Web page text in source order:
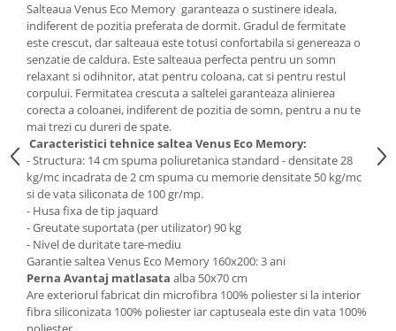
Saltele patuturi copii
Paturi copii
Masa si scaune gradinita
Seturi comode living si dormitor
Salteaua Venus Eco Memory garanteaza o sustinere ideala,
indiferent de pozitia preferata de dormit. Gradul de fermitate
este crescut, dar salteaua este totusi confortabila si genereaza o
senzatie de caldura. Este salteaua perfecta pentru un somn
relaxant si odihnitor, atat pentru coloana, cat si pentru restul
corpului. Fermitatea crescuta a saltelei garanteaza alinierea
corecta a coloanei, indiferent de pozitia de somn, pentru a nu te
mai trezi cu dureri de spate.
Caracteristici tehnice saltea Venus Eco Memory:
- Structura: 14 cm spuma poliuretanica standard - densitate 28
kg/mc incadrata de 2 cm spuma cu memorie densitate 50 kg/mc
si de vata siliconata de 100 gr/mp.
- Husa fixa de tip jaquard
- Greutate suportata (per utilizator) 90 kg
- Nivel de duritate tare-mediu
Garantie saltea Venus Eco Memory 160x200: 3 ani
Perna Avantaj matlasata alba 50x70 cm
Are exteriorul fabricat din microfibra 100% poliester si la interior
fibra siliconizata 100% poliester iar captuseala este din vata 100%